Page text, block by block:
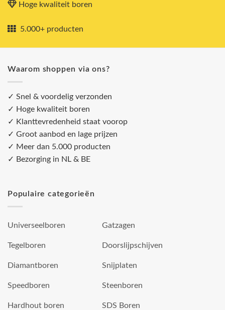
Hoge kwaliteit boren
5.000+ producten
Waarom shoppen via ons?
✓ Snel & voordelig verzonden
✓ Hoge kwaliteit boren
✓ Klanttevredenheid staat voorop
✓ Groot aanbod en lage prijzen
✓ Meer dan 5.000 producten
✓ Bezorging in NL & BE
Populaire categorieën
Universeelboren
Tegelboren
Diamantboren
Speedboren
Hardhout boren
Gatzagen
Doorslijpschijven
Snijplaten
Steenboren
SDS Boren